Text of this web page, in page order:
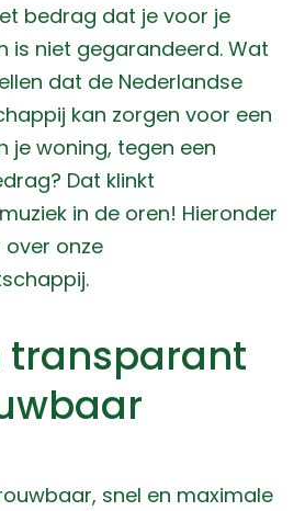
bedrag dat je voor je
is niet gegarandeerd. Wat
dat de Nederlandse
kan zorgen voor een
je woning, tegen een
Dat klinkt
in de oren! Hieronder
onze
transparant
snel en maximale